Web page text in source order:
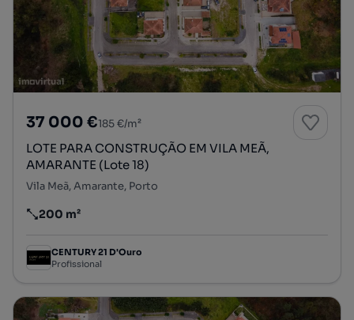
37 000 €185 €/m²
LOTE PARA CONSTRUÇÃO EM VILA MEÃ,
AMARANTE (Lote 18)
Vila Meã, Amarante, Porto
Preço por metro quadrado
200 m²
CENTURY 21 D'Ouro
Profissional